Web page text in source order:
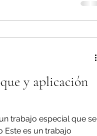
y aplicación
trabajo especial que se
Este es un trabajo